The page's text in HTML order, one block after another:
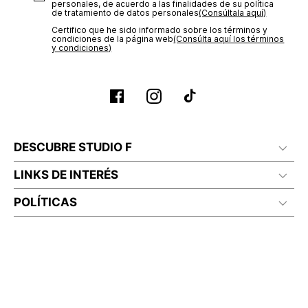
personales, de acuerdo a las finalidades de su política
de tratamiento de datos personales‎(Consúltala aquí)
Certifico que he sido informado sobre los términos y
condiciones de la página web‎(Consúlta aquí los términos
y condiciones)
DESCUBRE STUDIO F
LINKS DE INTERÉS
POLÍTICAS